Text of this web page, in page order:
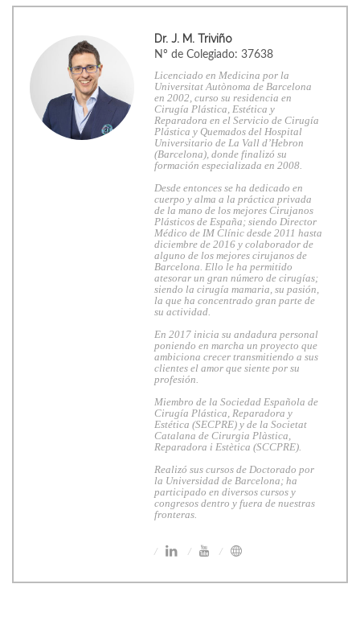
Dr. J. M. Triviño
Nº de Colegiado: 37638
Licenciado en Medicina por la
Universitat Autònoma de Barcelona
en 2002, curso su residencia en
Cirugía Plástica, Estética y
Reparadora en el Servicio de Cirugía
Plástica y Quemados del Hospital
Universitario de La Vall d’Hebron
(Barcelona), donde finalizó su
formación especializada en 2008.
Desde entonces se ha dedicado en
cuerpo y alma a la práctica privada
de la mano de los mejores Cirujanos
Plásticos de España; siendo Director
Médico de IM Clínic desde 2011 hasta
diciembre de 2016 y colaborador de
alguno de los mejores cirujanos de
Barcelona. Ello le ha permitido
atesorar un gran número de cirugías;
siendo la cirugía mamaria, su pasión,
la que ha concentrado gran parte de
su actividad.
En 2017 inicia su andadura personal
poniendo en marcha un proyecto que
ambiciona crecer transmitiendo a sus
clientes el amor que siente por su
profesión.
Miembro de la Sociedad Española de
Cirugía Plástica, Reparadora y
Estética (SECPRE) y de la Societat
Catalana de Cirurgia Plàstica,
Reparadora i Estètica (SCCPRE).
Realizó sus cursos de Doctorado por
la Universidad de Barcelona; ha
participado en diversos cursos y
congresos dentro y fuera de nuestras
fronteras.